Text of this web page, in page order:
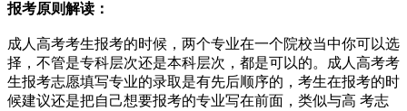
报考原则解读：
成人高考考生报考的时候，两个专业在一个院校当中你可以选
择，不管是专科层次还是本科层次，都是可以的。成人高考考
生报考志愿填写专业的录取是有先后顺序的，考生在报考的时
候建议还是把自己想要报考的专业写在前面，类似与高 考志